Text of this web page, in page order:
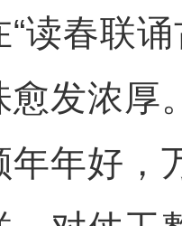
春联诵
愈发浓厚
年年好，